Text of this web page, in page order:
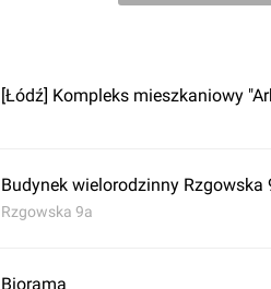
[Łódź] Kompleks mieszkaniowy
Budynek wielorodzinny Rzgowska
Rzgowska 9a
Biorama